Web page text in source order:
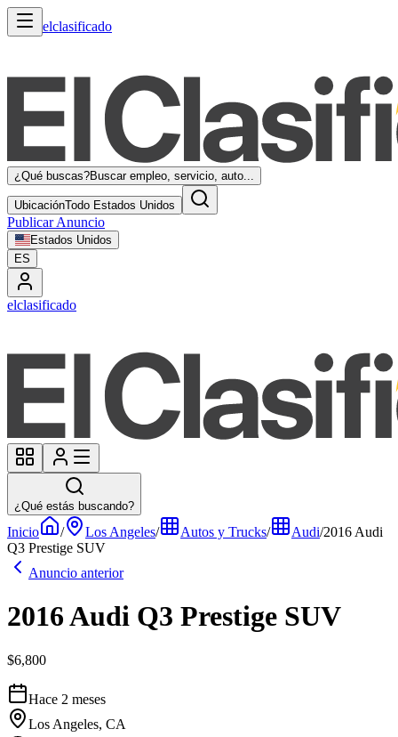
elclasificado
¿Qué buscas?Buscar empleo, servicio, auto...
UbicaciónTodo Estados Unidos
Publicar Anuncio
Estados Unidos
ES
elclasificado
¿Qué estás buscando?
Inicio / Los Angeles/ Autos y Trucks/ Audi/2016 Audi
Q3 Prestige SUV
Anuncio anterior
2016 Audi Q3 Prestige SUV
$6,800
Hace 2 meses
Los Angeles, CA